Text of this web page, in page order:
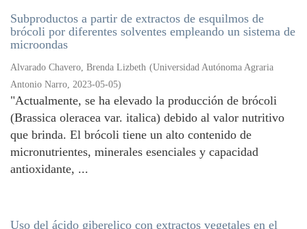
Subproductos a partir de extractos de esquilmos de
brócoli por diferentes solventes empleando un sistema de
microondas
Alvarado Chavero, Brenda Lizbeth (Universidad Autónoma Agraria
Antonio Narro, 2023-05-05)
"Actualmente, se ha elevado la producción de brócoli
(Brassica oleracea var. italica) debido al valor nutritivo
que brinda. El brócoli tiene un alto contenido de
micronutrientes, minerales esenciales y capacidad
antioxidante, ...
Uso del ácido giberelico con extractos vegetales en el